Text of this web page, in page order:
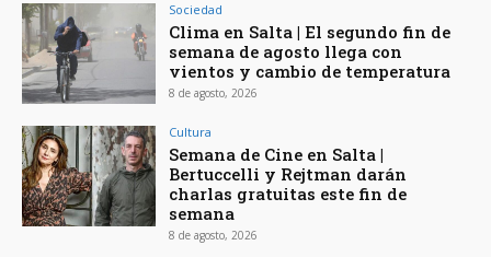
Sociedad
Clima en Salta | El segundo fin de
semana de agosto llega con
vientos y cambio de temperatura
8 de agosto, 2026
Cultura
Semana de Cine en Salta |
Bertuccelli y Rejtman darán
charlas gratuitas este fin de
semana
8 de agosto, 2026